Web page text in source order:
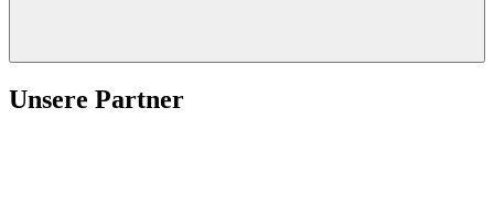
Unsere Partner